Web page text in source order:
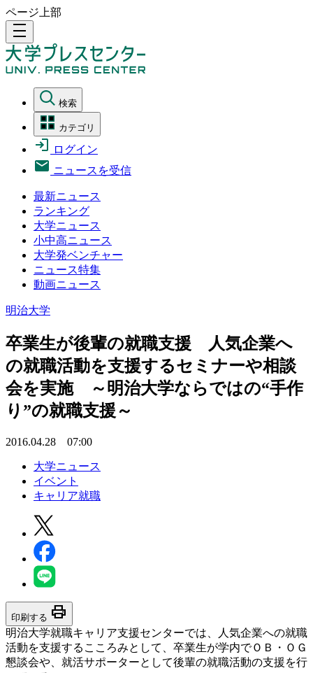
ページ上部
density_medium
検索
カテゴリ
ログイン
ニュースを受信
最新ニュース
ランキング
大学ニュース
小中高ニュース
大学発ベンチャー
ニュース特集
動画ニュース
明治大学
卒業生が後輩の就職支援 人気企業へ
の就職活動を支援するセミナーや相談
会を実施 ～明治大学ならではの“手作
り”の就職支援～
2016.04.28 07:00
大学ニュース
イベント
キャリア就職
印刷する print
明治大学就職キャリア支援センターでは、人気企業への就職
活動を支援するこころみとして、卒業生が学内でＯＢ・ＯＧ
懇談会や、就活サポーターとして後輩の就職活動の支援を行